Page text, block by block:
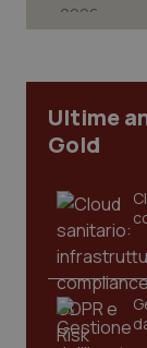
Ulcera &
Ultime
Gold
I cookie
sito web
Nome